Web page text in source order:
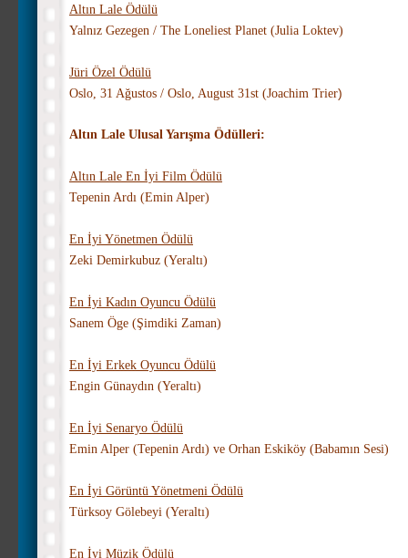
Altın Lale Ödülü
Yalnız Gezegen / The Loneliest Planet (Julia Loktev)
Jüri Özel Ödülü
Oslo, 31 Ağustos / Oslo, August 31st (Joachim Trier)
Altın Lale Ulusal Yarışma Ödülleri:
Altın Lale En İyi Film Ödülü
Tepenin Ardı (Emin Alper)
En İyi Yönetmen Ödülü
Zeki Demirkubuz (Yeraltı)
En İyi Kadın Oyuncu Ödülü
Sanem Öge (Şimdiki Zaman)
En İyi Erkek Oyuncu Ödülü
Engin Günaydın (Yeraltı)
En İyi Senaryo Ödülü
Emin Alper (Tepenin Ardı) ve Orhan Eskiköy (Babamın Sesi)
En İyi Görüntü Yönetmeni Ödülü
Türksoy Gölebeyi (Yeraltı)
En İyi Müzik Ödülü